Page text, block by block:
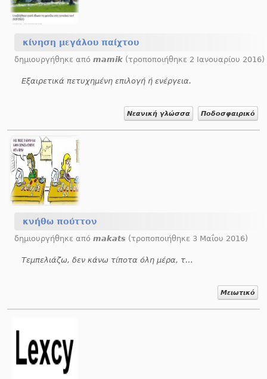
κίνηση μεγάλου παίχτου
δημιουργήθηκε απόmamik (τροποποιήθηκε 2 Ιανουαρίου 2016)
Εξαιρετικά πετυχημένη επιλογή ή ενέργεια.
Νεανική γλώσσα Ποδοσφαιρικό
κνήθω πούττον
δημιουργήθηκε απόmakats (τροποποιήθηκε 3 Μαΐου 2016)
Τεμπελιάζω, δεν κάνω τίποτα όλη μέρα, το ξύνω.
Μειωτικό